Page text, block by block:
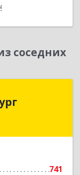
соседних
741
Оренбург
Березка